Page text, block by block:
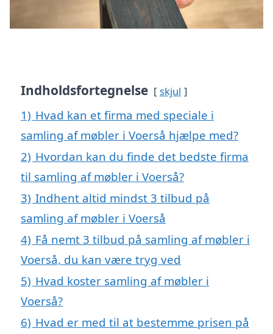
Indholdsfortegnelse skjul
1) Hvad kan et firma med speciale i
samling af møbler i Voerså hjælpe med?
2) Hvordan kan du finde det bedste firma
til samling af møbler i Voerså?
3) Indhent altid mindst 3 tilbud på
samling af møbler i Voerså
4) Få nemt 3 tilbud på samling af møbler i
Voerså, du kan være tryg ved
5) Hvad koster samling af møbler i
Voerså?
6) Hvad er med til at bestemme prisen på